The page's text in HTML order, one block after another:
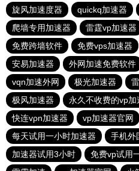
旋风加速度器
quickq加速器
爬墙专用加速器
雷霆vp加速器
免费跨墙软件
免费vps加速器
安易加速器
外网加速免费软件
vqn加速外网
极光加速器
极风加速器
永久不收费的vp加
快连vρn加速器
vp加速器官网
每天试用一小时加速器
手机外
加速器试用3小时
免费vp试用